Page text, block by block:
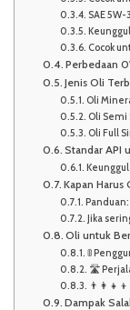
SAE
Cocok
Perbedaan
Jenis Oli
Oli
Oli Semi
Oli Full
Standar API
Kapan Harus
Panduan:
Jika
Oli untuk
🚦
🛣️
Dampak